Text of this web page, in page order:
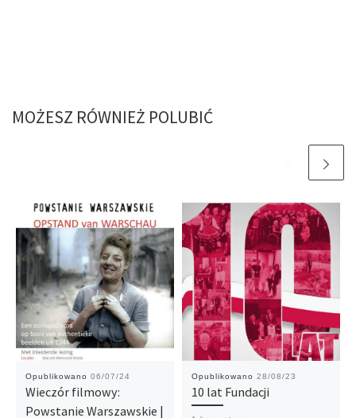
MOŻESZ RÓWNIEŻ POLUBIĆ
Opublikowano 06/07/24
Wieczór filmowy:
Powstanie Warszawskie |
Opublikowano 28/08/23
10 lat Fundacji